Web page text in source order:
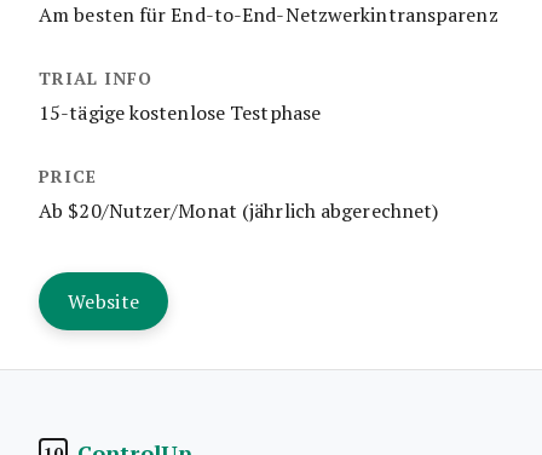
Am besten für End-to-End-Netzwerkintransparenz
15-tägige kostenlose Testphase
Ab $20/Nutzer/Monat (jährlich abgerechnet)
Website